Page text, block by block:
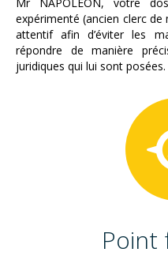
expérimenté (ancien clerc
attentif afin d’éviter les
répondre de manière
juridiques qui lui sont posées.
Point